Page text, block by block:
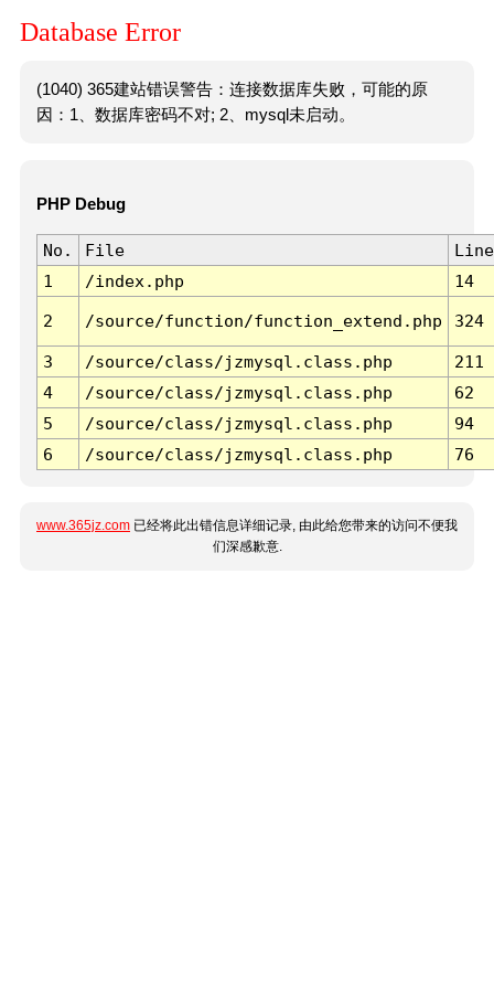
Database Error
(1040) 365建站错误警告：连接数据库失败，可能的原
因：1、数据库密码不对; 2、mysql未启动。
PHP Debug
No. File
Line
1
/index.php 14
2 /source/function/function_extend.php 324
3 /source/class/jzmysql.class.php
211
4
/source/class/jzmysql.class.php
62
5
/source/class/jzmysql.class.php
94
6
/source/class/jzmysql.class.php 76
www.365jz.com 已经将此出错信息详细记录, 由此给您带来的访问不便我
们深感歉意.